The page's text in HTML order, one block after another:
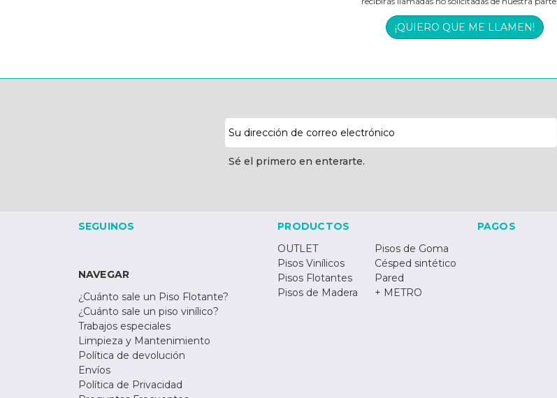
¡QUIERO QUE ME LLAMEN!
de
correo
electrónico
Sé el primero en enterarte.
SEGUINOS
NAVEGAR
¿Cuánto sale un Piso Flotante?
¿Cuánto sale un piso vinílico?
Trabajos especiales
Limpieza y Mantenimiento
Política de devolución
Envíos
Política de Privacidad
PRODUCTOS
OUTLET
Pisos Vinílicos
Pisos Flotantes
Pisos de Madera
Pisos de Goma
Césped sintético
Pared
+ METRO
PAGOS